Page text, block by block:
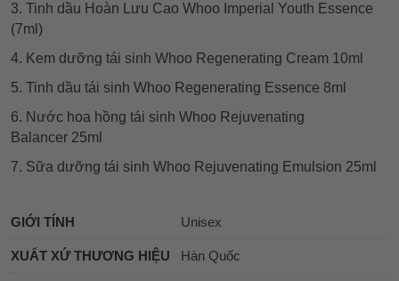
3. Tinh dầu Hoàn Lưu Cao Whoo Imperial Youth Essence
(7ml)
4. Kem dưỡng tái sinh Whoo Regenerating Cream 10ml
5. Tinh dầu tái sinh Whoo Regenerating Essence 8ml
6. Nước hoa hồng tái sinh Whoo Rejuvenating
Balancer 25ml
7. Sữa dưỡng tái sinh Whoo Rejuvenating Emulsion 25ml
GIỚI TÍNH Unisex
XUẤT XỨ THƯƠNG HIỆU Hàn Quốc